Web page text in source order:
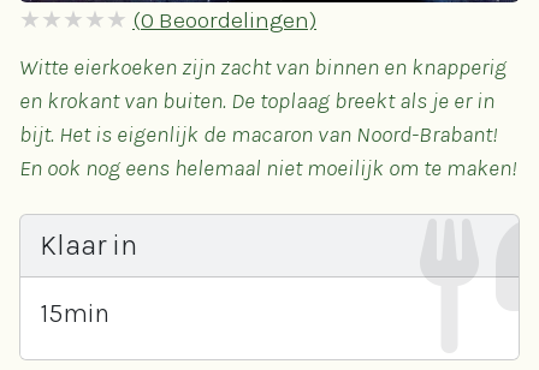
(0 Beoordelingen)
Witte eierkoeken zijn zacht van binnen en knapperig
en krokant van buiten. De toplaag breekt als je er in
bijt. Het is eigenlijk de macaron van Noord-Brabant!
En ook nog eens helemaal niet moeilijk om te maken!
Klaar in
15min